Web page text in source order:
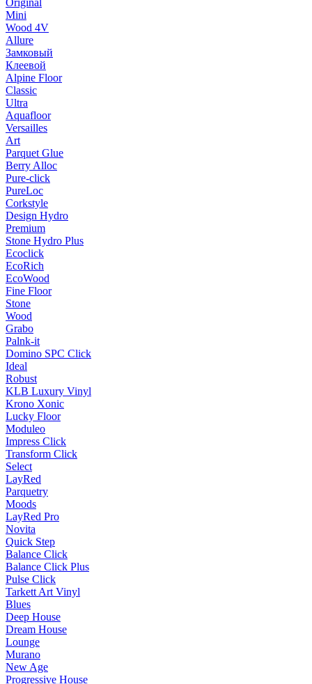
Original
Mini
Wood 4V
Allure
Замковый
Клеевой
Alpine Floor
Classic
Ultra
Aquafloor
Versailles
Art
Parquet Glue
Berry Alloc
Pure-click
PureLoc
Corkstyle
Design Hydro
Premium
Stone Hydro Plus
Ecoclick
EcoRich
EcoWood
Fine Floor
Stone
Wood
Grabo
Palnk-it
Domino SPC Click
Ideal
Robust
KLB Luxury Vinyl
Krono Xonic
Lucky Floor
Moduleo
Impress Click
Transform Click
Select
LayRed
Parquetry
Moods
LayRed Pro
Novita
Quick Step
Balance Click
Balance Click Plus
Pulse Click
Tarkett Art Vinyl
Blues
Deep House
Dream House
Lounge
Murano
New Age
Progressive House